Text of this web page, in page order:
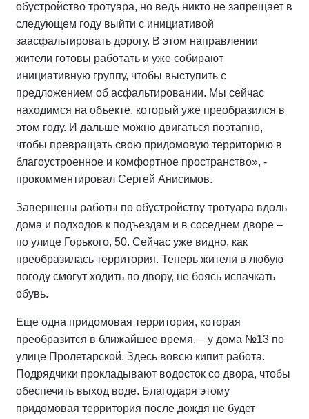
обустройство тротуара, но ведь никто не запрещает в
следующем году выйти с инициативой
заасфальтировать дорогу. В этом направлении
жители готовы работать и уже собирают
инициативную группу, чтобы выступить с
предложением об асфальтировании. Мы сейчас
находимся на объекте, который уже преобразился в
этом году. И дальше можно двигаться поэтапно,
чтобы превращать свою придомовую территорию в
благоустроенное и комфортное пространство», -
прокомментировал Сергей Анисимов.
Завершены работы по обустройству тротуара вдоль
дома и подходов к подъездам и в соседнем дворе –
по улице Горького, 50. Сейчас уже видно, как
преобразилась территория. Теперь жители в любую
погоду смогут ходить по двору, не боясь испачкать
обувь.
Еще одна придомовая территория, которая
преобразится в ближайшее время, – у дома №13 по
улице Пролетарской. Здесь вовсю кипит работа.
Подрядчики прокладывают водосток со двора, чтобы
обеспечить выход воде. Благодаря этому
придомовая территория после дождя не будет